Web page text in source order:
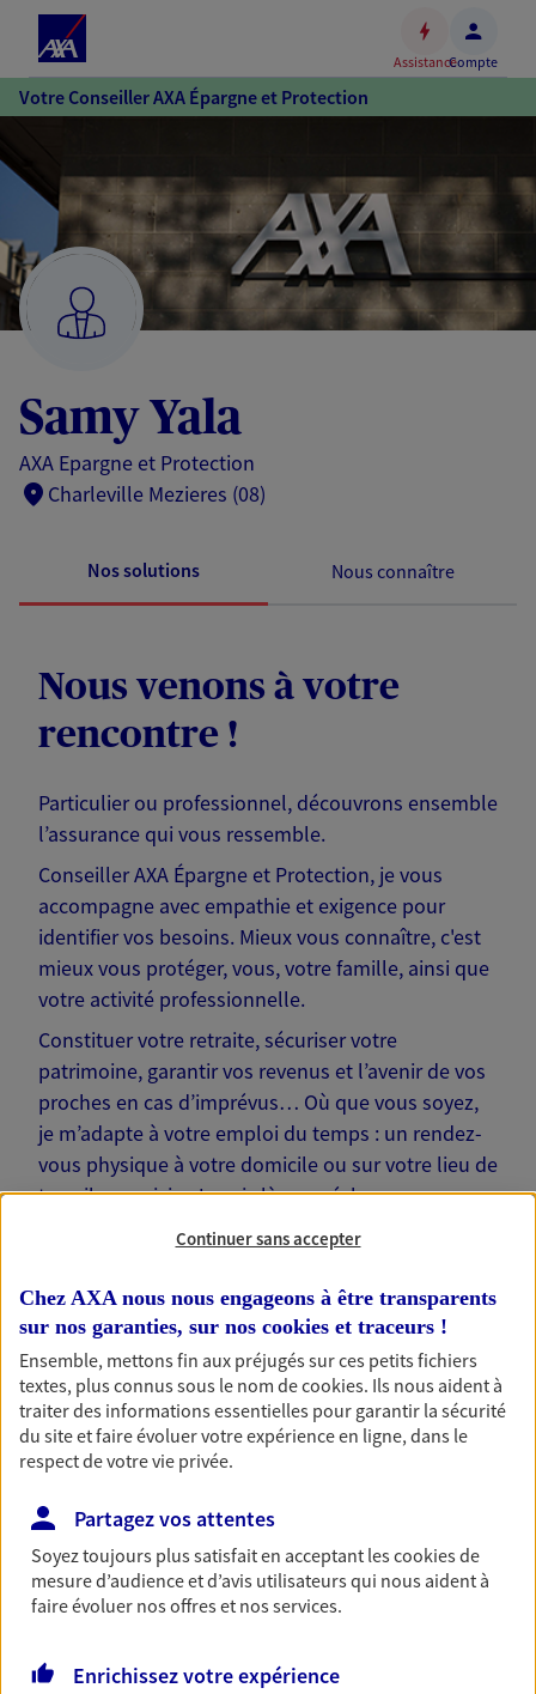
Accéder
au
Accéder
au
pied
de
page
AssistanceCompte
Votre Conseiller AXA Épargne et Protection
Samy Yala
AXA Epargne et Protection
Charleville Mezieres (08)
Nos solutions Nous connaître
Nous venons à votre
rencontre !
Particulier ou professionnel, découvrons ensemble
l’assurance qui vous ressemble.
Conseiller AXA Épargne et Protection, je vous
accompagne avec empathie et exigence pour
identifier vos besoins. Mieux vous connaître, c'est
mieux vous protéger, vous, votre famille, ainsi que
votre activité professionnelle.
Constituer votre retraite, sécuriser votre
patrimoine, garantir vos revenus et l’avenir de vos
proches en cas d’imprévus… Où que vous soyez,
je m’adapte à votre emploi du temps : un rendez-
vous physique à votre domicile ou sur votre lieu de
travail, une visio. Je suis là pour échanger avec
Nos offres phares
Réalisez vos projets grâce à votre épargne : achat
immobilier, études des enfants ou voyage autour
du monde… Épargnez à votre rythme et
simplement, selon votre profil.
Continuer sans accepter
Chez AXA nous nous engageons à être transparents
sur nos garanties, sur nos cookies et traceurs !
Ensemble, mettons fin aux préjugés sur ces petits fichiers
textes, plus connus sous le nom decookies. Ils nous aident à
traiter des informations essentielles pour garantir la sécurité
du site et faire évoluer votre expérience en ligne, dans le
respect de votre vie privée.
Partagez vos attentes
Soyez toujours plus satisfait en acceptant lescookiesde
mesure d’audience et d’avis utilisateurs qui nous aident à
faire évoluer nos offres et nos services.
Enrichissez votre expérience